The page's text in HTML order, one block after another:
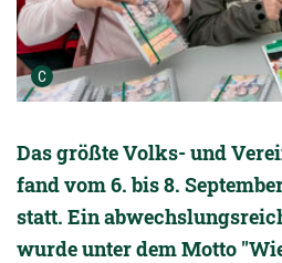
C Urheber der Grafik:
Das größte Volks- und
fand vom 6. bis 8.
statt. Ein
wurde unter dem Motto